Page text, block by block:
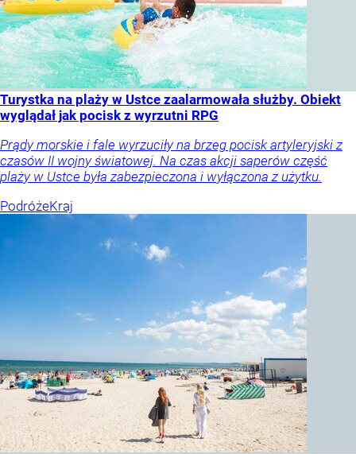
Turystka na plaży w Ustce zaalarmowała służby. Obiekt
wyglądał jak pocisk z wyrzutni RPG
Prądy morskie i fale wyrzuciły na brzeg pocisk artyleryjski z
czasów II wojny światowej. Na czas akcji saperów część
plaży w Ustce była zabezpieczona i wyłączona z użytku.
PodróżeKraj